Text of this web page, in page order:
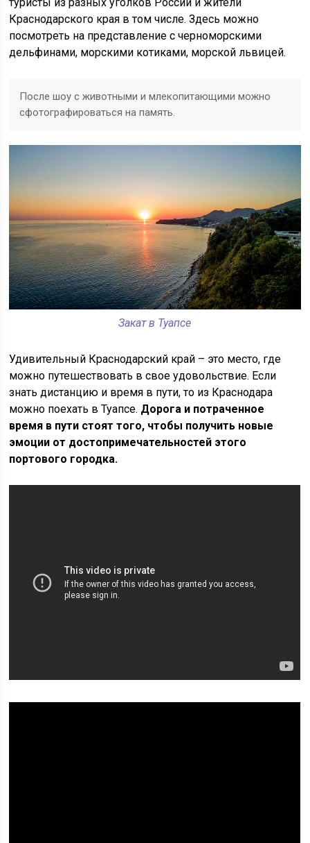
Краснодарского края в том числе. Здесь можно
посмотреть на представление с черноморскими
дельфинами, морскими котиками, морской львицей.
После шоу с животными и млекопитающими можно
сфотографироваться на память.
Закат в Туапсе
Удивительный Краснодарский край – это место, где
можно путешествовать в свое удовольствие. Если
знать дистанцию и время в пути, то из Краснодара
можно поехать в Туапсе. Дорога и потраченное
время в пути стоят того, чтобы получить новые
эмоции от достопримечательностей этого
портового городка.